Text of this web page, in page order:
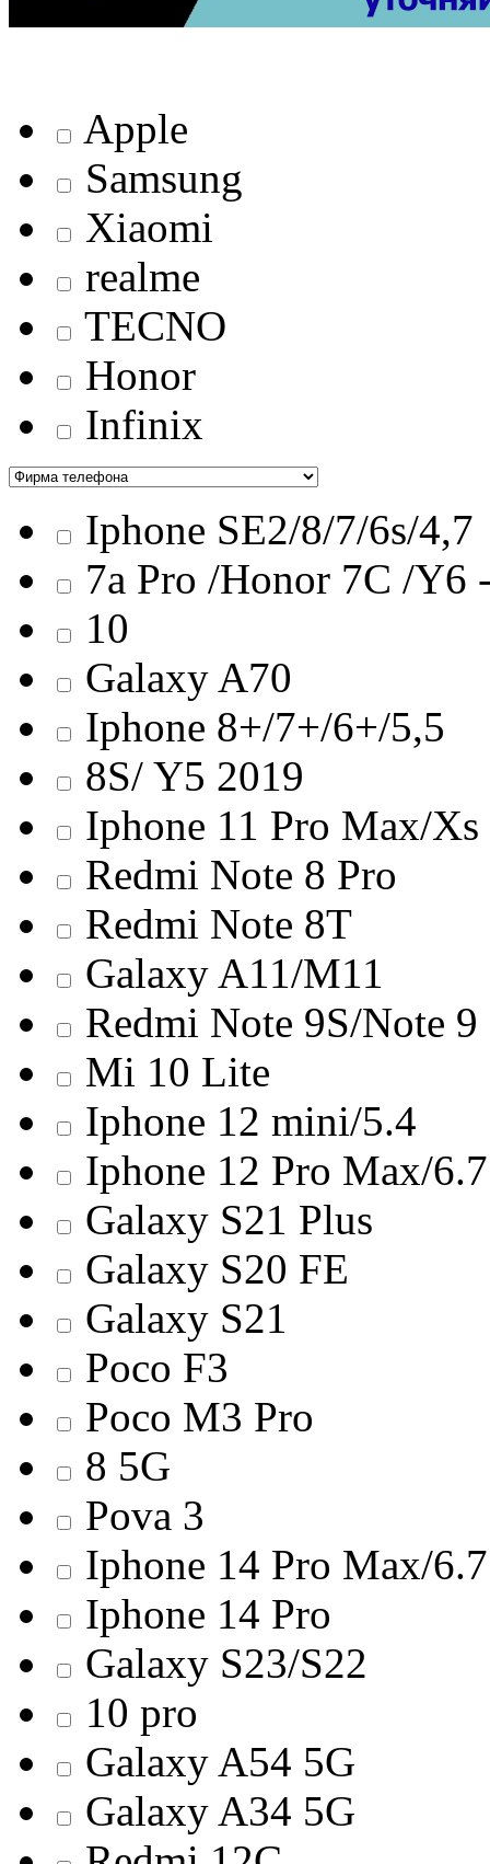
Apple
Samsung
Xiaomi
realme
TECNO
Honor
Infinix
Iphone SE2/8/7/6s/4,7
7a Pro /Honor 7C /Y6
10
Galaxy A70
Iphone 8+/7+/6+/5,5
8S/ Y5 2019
Iphone 11 Pro Max/
Redmi Note 8 Pro
Redmi Note 8T
Galaxy A11/M11
Redmi Note 9S/Note 9
Mi 10 Lite
Iphone 12 mini/5.4
Iphone 12 Pro Max/6.7
Galaxy S21 Plus
Galaxy S20 FE
Galaxy S21
Poco F3
Poco M3 Pro
8 5G
Pova 3
Iphone 14 Pro Max/6.7
Iphone 14 Pro
Galaxy S23/S22
10 pro
Galaxy A54 5G
Galaxy A34 5G